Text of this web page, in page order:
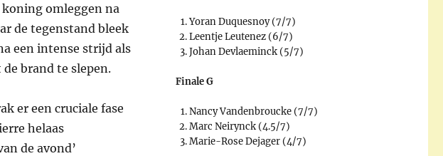
omleggen na
de tegenstand bleek
een intense strijd als
brand te slepen.
er een cruciale fase
helaas
de avond’
Yoran Duquesnoy (7/7)
Leentje Leutenez (6/7)
Johan Devlaeminck (5/7)
Finale G
Nancy Vandenbroucke (7/7)
Marc Neirynck (4.5/7)
Marie-Rose Dejager (4/7)